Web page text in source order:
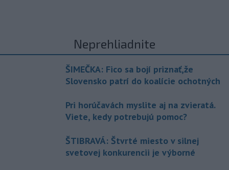
Neprehliadnite
ŠIMEČKA: Fico sa bojí priznať,že
Slovensko patrí do koalície ochotných
Pri horúčavách myslite aj na zvieratá.
Viete, kedy potrebujú pomoc?
ŠTIBRAVÁ: Štvrté miesto v silnej
svetovej konkurencii je výborné